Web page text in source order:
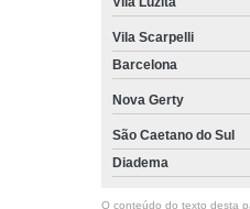
Vila Scarpelli
Barcelona
Nova Gerty
São Caetano do Sul
Diadema
O conteúdo do texto desta